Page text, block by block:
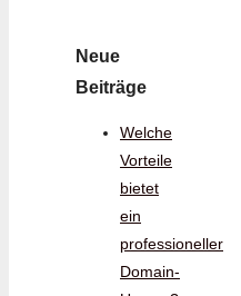
Neue
Beiträge
Welche
Vorteile
bietet
ein
professioneller
Domain-